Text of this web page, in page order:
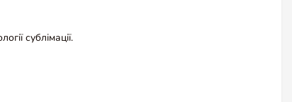
сублімації.